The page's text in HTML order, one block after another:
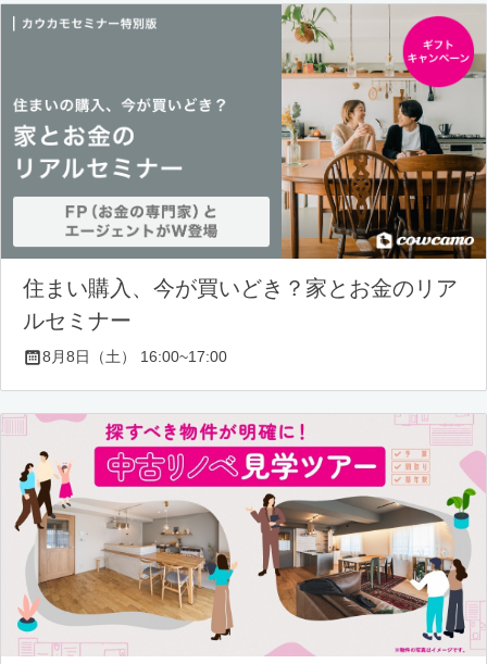
住まい購入、今が買いどき？家とお金のリア
ルセミナー
8月8日（土） 16:00~17:00